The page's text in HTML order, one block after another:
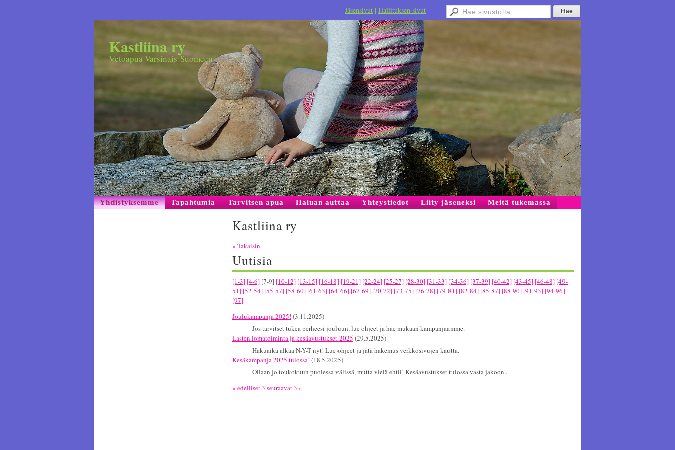
Jäsensivut | Hallituksen sivut
Kastliina ry
Vetoapua Varsinais-Suomeen
Yhdistyksemme Tapahtumia Tarvitsen apua Haluan auttaa Yhteystiedot Liity jäseneksi Meitä tukemassa
Kastliina ry
« Takaisin
Uutisia
[1-3] [4-6] [7-9] [10-12] [13-15] [16-18] [19-21] [22-24] [25-27] [28-30] [31-33] [34-36] [37-39] [40-42] [43-45] [46-48] [49-
51] [52-54] [55-57] [58-60] [61-63] [64-66] [67-69] [70-72] [73-75] [76-78] [79-81] [82-84] [85-87] [88-90] [91-93] [94-96]
[97]
Joulukampanja 2025! (3.11.2025)
Jos tarvitset tukea perheesi jouluun, lue ohjeet ja hae mukaan kampanjaamme.
Lasten lomatoiminta ja kesäavustukset 2025 (29.5.2025)
Hakuaika alkaa N-Y-T nyt! Lue ohjeet ja jätä hakemus verkkosivujen kautta.
Kesäkampanja 2025 tulossa! (18.5.2025)
Ollaan jo toukokuun puolessa välissä, mutta vielä ehtii! Kesäavustukset tulossa vasta jakoon...
« edelliset 3 seuraavat 3 »